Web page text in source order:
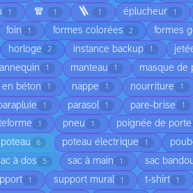
1 🧣 1 🪜 1 éplucheur 1
foin 1 formes colorées 2 formes
horloge 2 instance backup 1
1 manteau 1 masque de
béton 1 nappe 1 nourriture 1
1 parasol 1 pare-brise 1
1 pneu 1 poignée de porte
poteau 6 poteau électrique 1
à dos 5 sac à main 1 sac
1 support mural 1 t-shirt 1